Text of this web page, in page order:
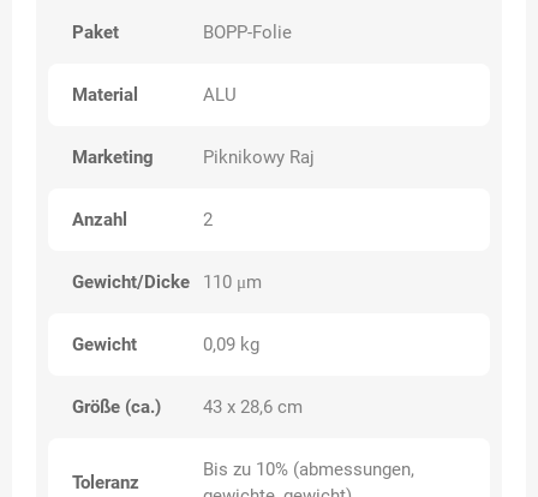
Paket BOPP-Folie
Material ALU
Marketing Piknikowy Raj
Anzahl 2
Gewicht/Dicke 110 μm
Gewicht 0,09 kg
Größe (ca.) 43 x 28,6 cm
Toleranz
Bis zu 10% (abmessungen,